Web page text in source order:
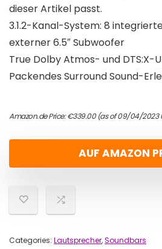
dieser Artikel passt.
3.1.2-Kanal-System: 8
externer 6.5″ Subwoofer
True Dolby Atmos- und DTS:X-
Packendes Surround Sound-
Amazon.de Price:€339.00(as of 09/04/2023
AUF AMAZON
Categories: Lautsprecher,Soundbars